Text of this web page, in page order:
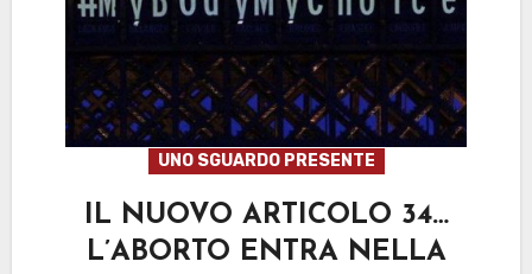
UNO SGUARDO PRESENTE
IL NUOVO ARTICOLO 34…
L’ABORTO ENTRA NELLA